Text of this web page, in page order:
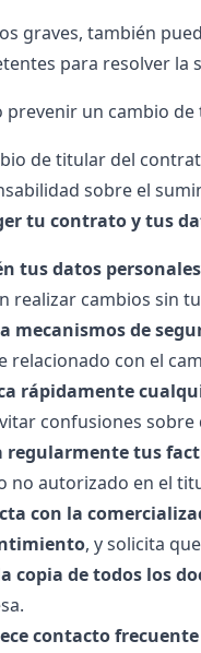
graves, también
para resolver la
prevenir un cambio
de titular del
sobre el
tu contrato y tus
tus datos
realizar cambios sin
mecanismos de
relacionado con el
rápidamente
confusiones
regularmente tus
no autorizado en el
con la
, y solicita
copia de todos los
contacto